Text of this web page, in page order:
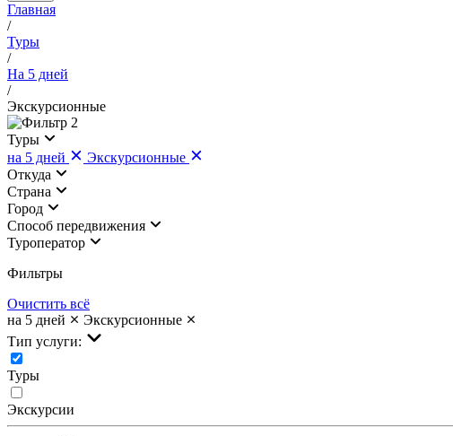
Главная
/
Туры
/
На 5 дней
/
Экскурсионные
2
Туры
на 5 дней
Экскурсионные
Откуда
Страна
Город
Cпособ передвижения
Туроператор
Фильтры
Очистить всё
на 5 дней
Экскурсионные
Тип услуги:
Туры
Экскурсии